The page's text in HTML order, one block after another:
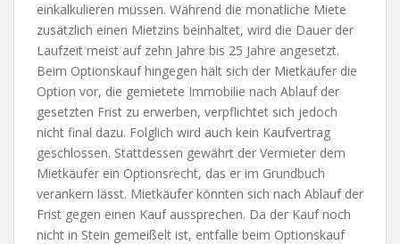
einkalkulieren müssen. Während die monatliche Miete
zusätzlich einen Mietzins beinhaltet, wird die Dauer der
Laufzeit meist auf zehn Jahre bis 25 Jahre angesetzt.
Beim Optionskauf hingegen hält sich der Mietkäufer die
Option vor, die gemietete Immobilie nach Ablauf der
gesetzten Frist zu erwerben, verpflichtet sich jedoch
nicht final dazu. Folglich wird auch kein Kaufvertrag
geschlossen. Stattdessen gewährt der Vermieter dem
Mietkäufer ein Optionsrecht, das er im Grundbuch
verankern lässt. Mietkäufer könnten sich nach Ablauf der
Frist gegen einen Kauf aussprechen. Da der Kauf noch
nicht in Stein gemeißelt ist, entfalle beim Optionskauf